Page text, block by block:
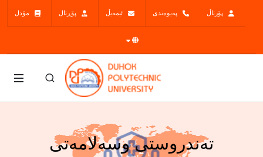
پۆرتاڵ پەیوەندی ئیمەیڵ پۆڕتال مۆدل
ته‌ندروستى وسه‌لامه‌تى